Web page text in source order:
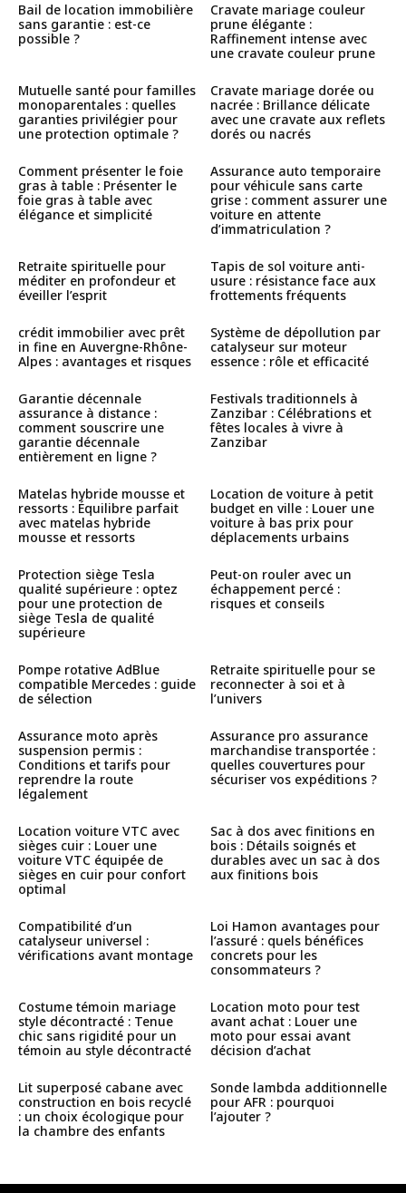
Bail de location immobilière
sans garantie : est-ce
possible ?
Cravate mariage couleur
prune élégante :
Raffinement intense avec
une cravate couleur prune
Mutuelle santé pour familles
monoparentales : quelles
garanties privilégier pour
une protection optimale ?
Cravate mariage dorée ou
nacrée : Brillance délicate
avec une cravate aux reflets
dorés ou nacrés
Comment présenter le foie
gras à table : Présenter le
foie gras à table avec
élégance et simplicité
Assurance auto temporaire
pour véhicule sans carte
grise : comment assurer une
voiture en attente
d’immatriculation ?
Retraite spirituelle pour
méditer en profondeur et
éveiller l’esprit
Tapis de sol voiture anti-
usure : résistance face aux
frottements fréquents
crédit immobilier avec prêt
in fine en Auvergne-Rhône-
Alpes : avantages et risques
Système de dépollution par
catalyseur sur moteur
essence : rôle et efficacité
Garantie décennale
assurance à distance :
comment souscrire une
garantie décennale
entièrement en ligne ?
Festivals traditionnels à
Zanzibar : Célébrations et
fêtes locales à vivre à
Zanzibar
Matelas hybride mousse et
ressorts : Équilibre parfait
avec matelas hybride
mousse et ressorts
Location de voiture à petit
budget en ville : Louer une
voiture à bas prix pour
déplacements urbains
Protection siège Tesla
qualité supérieure : optez
pour une protection de
siège Tesla de qualité
supérieure
Peut-on rouler avec un
échappement percé :
risques et conseils
Pompe rotative AdBlue
compatible Mercedes : guide
de sélection
Retraite spirituelle pour se
reconnecter à soi et à
l’univers
Assurance moto après
suspension permis :
Conditions et tarifs pour
reprendre la route
légalement
Assurance pro assurance
marchandise transportée :
quelles couvertures pour
sécuriser vos expéditions ?
Location voiture VTC avec
sièges cuir : Louer une
voiture VTC équipée de
sièges en cuir pour confort
optimal
Sac à dos avec finitions en
bois : Détails soignés et
durables avec un sac à dos
aux finitions bois
Compatibilité d’un
catalyseur universel :
vérifications avant montage
Loi Hamon avantages pour
l’assuré : quels bénéfices
concrets pour les
consommateurs ?
Costume témoin mariage
style décontracté : Tenue
chic sans rigidité pour un
témoin au style décontracté
Location moto pour test
avant achat : Louer une
moto pour essai avant
décision d’achat
Lit superposé cabane avec
construction en bois recyclé
: un choix écologique pour
la chambre des enfants
Sonde lambda additionnelle
pour AFR : pourquoi
l’ajouter ?